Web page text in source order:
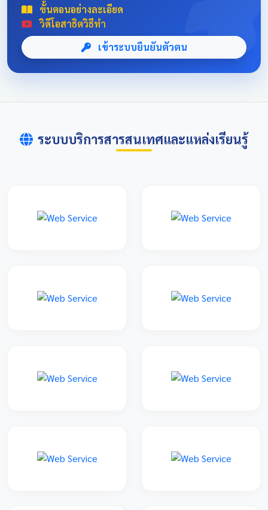
แข่งขันและดูรายละเอียดเพิ่มเติม การแข่งขันศิลปหัตถกรรม
นักเรียนครั้งที่ 73 โซนอุบลเหนือ จังหวัดอุบลราชธานี
ขั้นตอนอย่างละเอียด
วิดีโอสาธิตวิธีทำ
เข้าระบบยืนยันตัวตน
ระบบบริการสารสนเทศและแหล่งเรียนรู้